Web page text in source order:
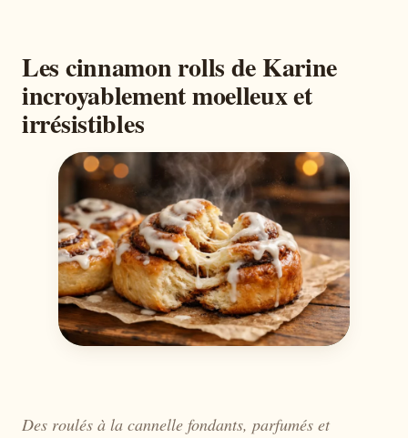
Les cinnamon rolls de Karine
incroyablement moelleux et
irrésistibles
Des roulés à la cannelle fondants, parfumés et